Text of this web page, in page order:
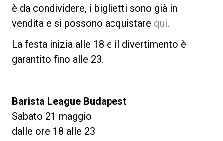
è da condividere, i biglietti sono già in
vendita e si possono acquistare qui.
La festa inizia alle 18 e il divertimento è
garantito fino alle 23.
Barista League Budapest
Sabato 21 maggio
dalle ore 18 alle 23